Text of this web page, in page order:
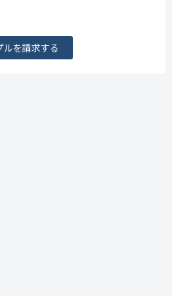
ルを請求する